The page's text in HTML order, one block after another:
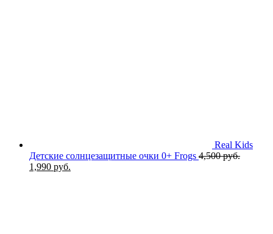
Real Kids
Детские солнцезащитные очки 0+ Frogs 4,500руб.
Первоначальная
1,990 руб.